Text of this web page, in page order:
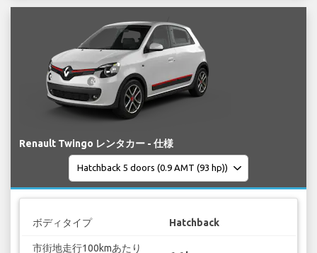
Renault Twingo レンタカー - 仕様
ボディタイプ Hatchback
市街地走行100kmあたり